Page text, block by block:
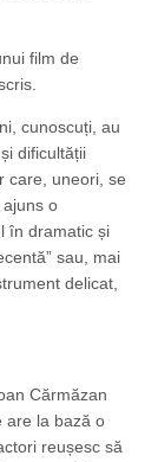
film de
cunoscuți, au
dificultății
care, uneori, se
o
în dramatic și
sau, mai
delicat,
Cărmăzan
are la bază o
reușesc să